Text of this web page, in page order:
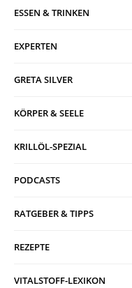
ESSEN & TRINKEN
EXPERTEN
GRETA SILVER
KÖRPER & SEELE
KRILLÖL-SPEZIAL
PODCASTS
RATGEBER & TIPPS
REZEPTE
VITALSTOFF-LEXIKON